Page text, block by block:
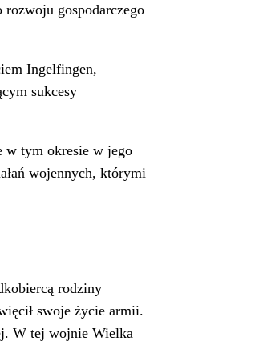
gospodarczego
Ingelfingen,
sukcesy
w tym okresie w jego
wojennych, którymi
rodziny
swoje życie armii.
W tej wojnie Wielka